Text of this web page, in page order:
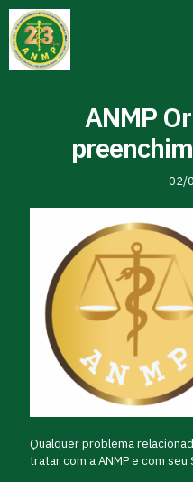
ANMP
02/
Qualquer problema
tratar com a ANMP e com seu